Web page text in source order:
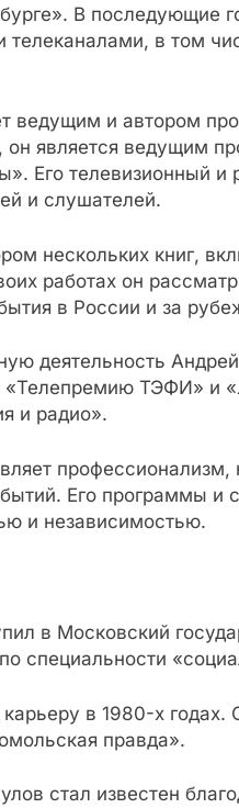
В последующие
в том
ведущим и автором
является ведущим
Его телевизионный и
и слушателей.
нескольких книг,
работах он
в России и за
деятельность
«Телепремию ТЭФИ» и
и радио».
Его программы и
и независимостью.
в Московский
в 1980-х
правда».
стал известен